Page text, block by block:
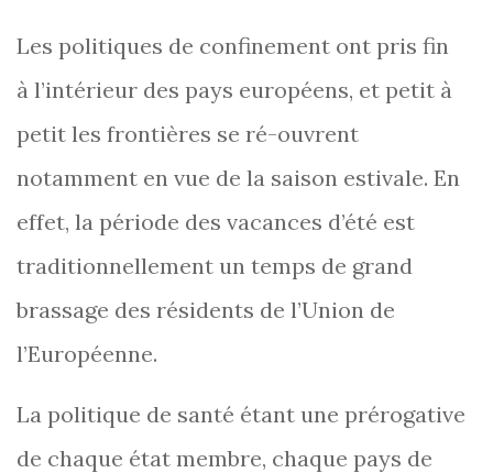
Les politiques de confinement ont pris fin
à l’intérieur des pays européens, et petit à
petit les frontières se ré-ouvrent
notamment en vue de la saison estivale. En
effet, la période des vacances d’été est
traditionnellement un temps de grand
brassage des résidents de l’Union de
l’Européenne.
La politique de santé étant une prérogative
de chaque état membre, chaque pays de